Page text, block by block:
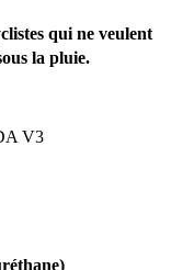
qui ne veulent
la pluie.
V3